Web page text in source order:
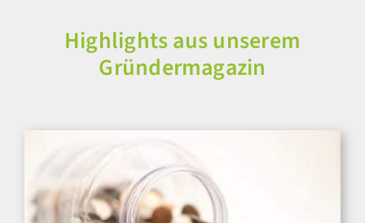
Highlights aus unserem
Gründermagazin